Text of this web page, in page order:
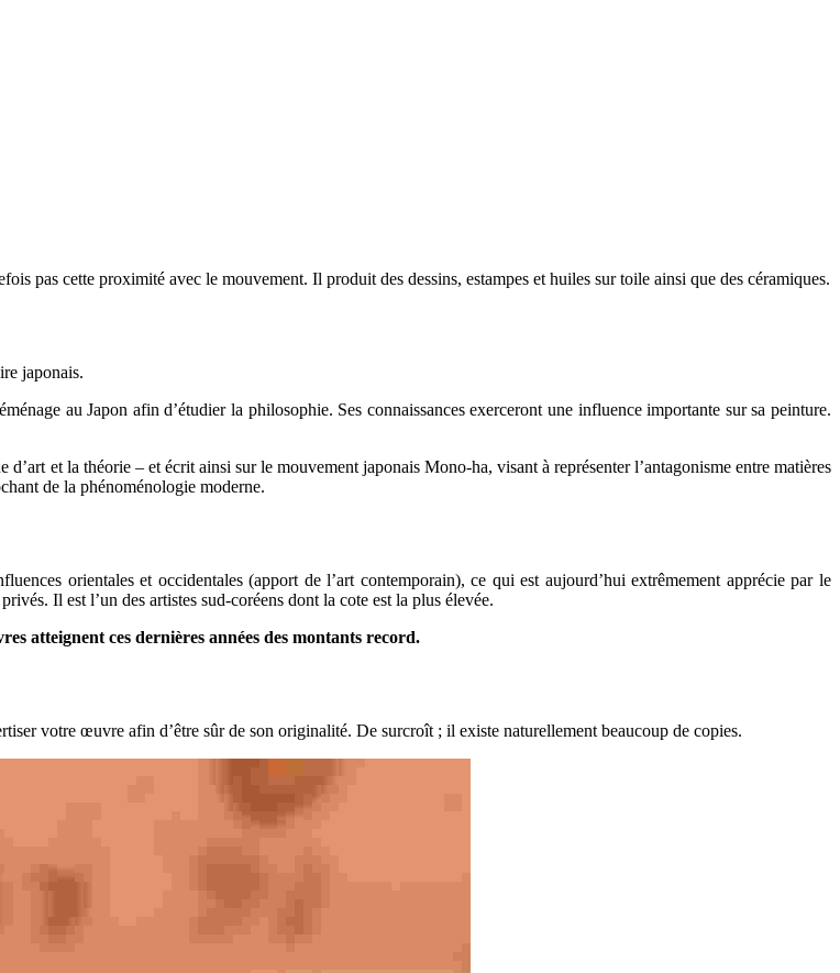
pas cette proximité avec le mouvement. Il produit des dessins, estampes et huiles sur toile ainsi que des céramiques.
japonais.
au Japon afin d’étudier la philosophie. Ses connaissances exerceront une influence importante sur sa peinture.
et la théorie – et écrit ainsi sur le mouvement japonais Mono-ha, visant à représenter l’antagonisme entre matières
de la phénoménologie moderne.
orientales et occidentales (apport de l’art contemporain), ce qui est aujourd’hui extrêmement apprécie par le
Il est l’un des artistes sud-coréens dont la cote est la plus élevée.
atteignent ces dernières années des montants record.
votre œuvre afin d’être sûr de son originalité. De surcroît ; il existe naturellement beaucoup de copies.